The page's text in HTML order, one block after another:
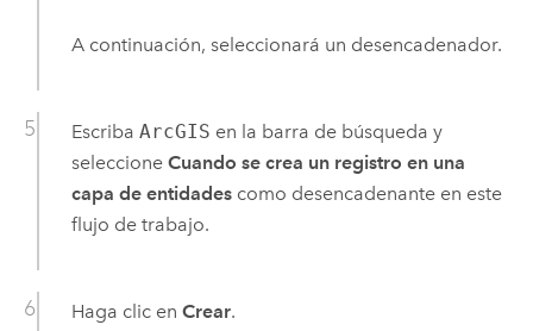
A continuación, seleccionará un desencadenador.
Escriba ArcGIS en la barra de búsqueda y
seleccione Cuando se crea un registro en una
capa de entidadescomo desencadenante en este
flujo de trabajo.
Haga clic en Crear.